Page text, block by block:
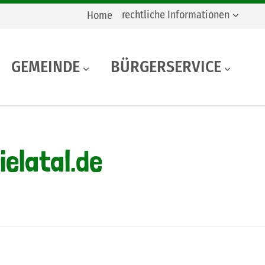
Home rechtliche Informationen
GEMEINDE BÜRGERSERVICE